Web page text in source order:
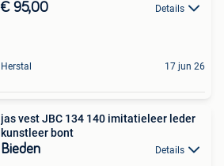
€ 95,00 Details
Herstal 17 jun 26
jas vest JBC 134 140 imitatieleer leder
kunstleer bont
Bieden Details